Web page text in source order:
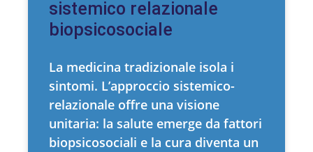
sistemico relazionale
biopsicosociale
La medicina tradizionale isola i
sintomi. L’approccio sistemico-
relazionale offre una visione
unitaria: la salute emerge da fattori
biopsicosociali e la cura diventa un